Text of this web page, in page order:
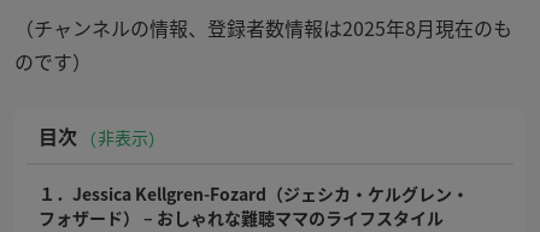
（チャンネルの情報、登録者数情報は2025年8月現在のも
のです）
目次 非表示
１．Jessica Kellgren-Fozard（ジェシカ・ケルグレン・
フォザード） – おしゃれな難聴ママのライフスタイル